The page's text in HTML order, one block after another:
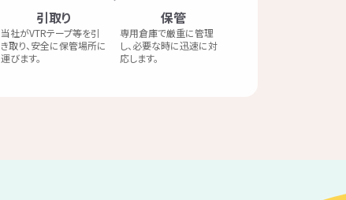
引取り
当社がVTRテープ等を引
き取り、安全に保管場所に
運びます。
保管
専用倉庫で厳重に管理
し、必要な時に迅速に対
応します。